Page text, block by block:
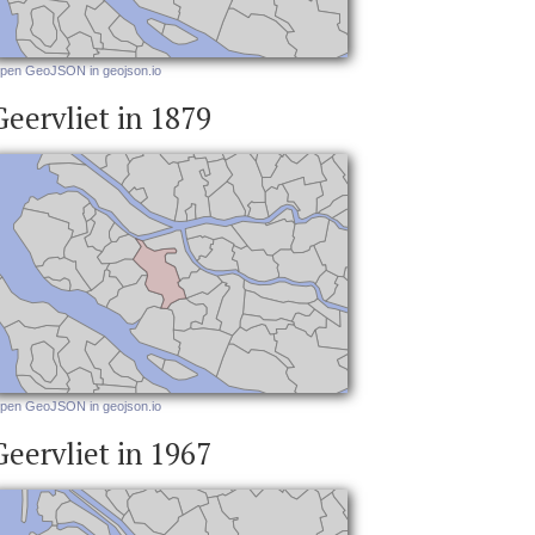
GeoJSON in geojson.io
in 1879
GeoJSON in geojson.io
in 1967